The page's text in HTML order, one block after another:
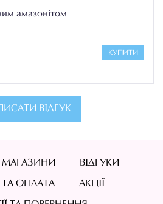
амазонітом
КУПИТИ
ВІДГУК
МАГАЗИНИ ВІДГУКИ
ОПЛАТА АКЦІЇ